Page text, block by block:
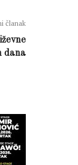
članak
dana